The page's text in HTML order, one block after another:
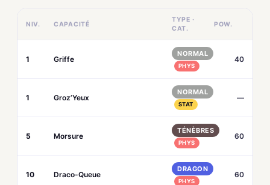
NIV. CAPACITÉ
TYPE ·
CAT.
POW.
1 Griffe
NORMAL
PHYS
40
1 Groz’Yeux
NORMAL
STAT
—
5 Morsure
TÉNÈBRES
PHYS
60
10 Draco-Queue
DRAGON
PHYS
60